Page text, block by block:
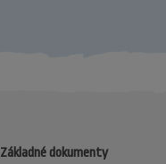
Základné dokumenty